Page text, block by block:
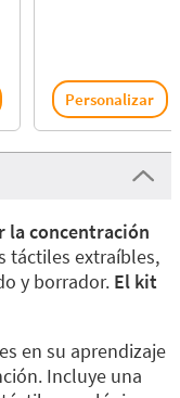
Personalizar
la concentración
táctiles extraíbles,
y borrador. El kit
en su aprendizaje
Incluye una